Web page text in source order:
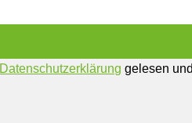
Datenschutzerklärung gelesen